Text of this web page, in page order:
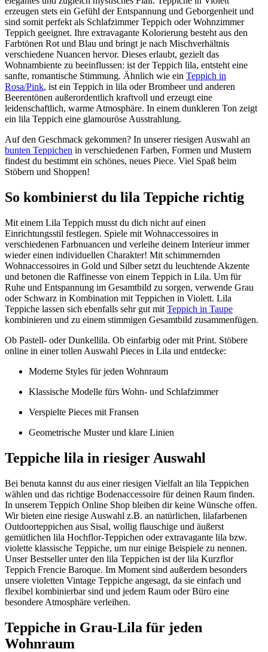
erzeugen stets ein Gefühl der Entspannung und Geborgenheit und
sind somit perfekt als Schlafzimmer Teppich oder Wohnzimmer
Teppich geeignet. Ihre extravagante Kolorierung besteht aus den
Farbtönen Rot und Blau und bringt je nach Mischverhältnis
verschiedene Nuancen hervor. Dieses erlaubt, gezielt das
Wohnambiente zu beeinflussen: ist der Teppich lila, entsteht eine
sanfte, romantische Stimmung. Ähnlich wie ein Teppich in
Rosa/Pink, ist ein Teppich in lila oder Brombeer und anderen
Beerentönen außerordentlich kraftvoll und erzeugt eine
leidenschaftlich, warme Atmosphäre. In einem dunkleren Ton zeigt
ein lila Teppich eine glamouröse Ausstrahlung.
Auf den Geschmack gekommen? In unserer riesigen Auswahl an
bunten Teppichen in verschiedenen Farben, Formen und Mustern
findest du bestimmt ein schönes, neues Piece. Viel Spaß beim
Stöbern und Shoppen!
So kombinierst du lila Teppiche richtig
Mit einem Lila Teppich musst du dich nicht auf einen
Einrichtungsstil festlegen. Spiele mit Wohnaccessoires in
verschiedenen Farbnuancen und verleihe deinem Interieur immer
wieder einen individuellen Charakter! Mit schimmernden
Wohnaccessoires in Gold und Silber setzt du leuchtende Akzente
und betonen die Raffinesse von einem Teppich in Lila. Um für
Ruhe und Entspannung im Gesamtbild zu sorgen, verwende Grau
oder Schwarz in Kombination mit Teppichen in Violett. Lila
Teppiche lassen sich ebenfalls sehr gut mit Teppich in Taupe
kombinieren und zu einem stimmigen Gesamtbild zusammenfügen.
Ob Pastell- oder Dunkellila. Ob einfarbig oder mit Print. Stöbere
online in einer tollen Auswahl Pieces in Lila und entdecke:
Moderne Styles für jeden Wohnraum
Klassische Modelle fürs Wohn- und Schlafzimmer
Verspielte Pieces mit Fransen
Geometrische Muster und klare Linien
Teppiche lila in riesiger Auswahl
Bei benuta kannst du aus einer riesigen Vielfalt an lila Teppichen
wählen und das richtige Bodenaccessoire für deinen Raum finden.
In unserem Teppich Online Shop bleiben dir keine Wünsche offen.
Wir bieten eine riesige Auswahl z.B. an natürlichen, lilafarbenen
Outdoorteppichen aus Sisal, wollig flauschige und äußerst
gemütlichen lila Hochflor-Teppichen oder extravagante lila bzw.
violette klassische Teppiche, um nur einige Beispiele zu nennen.
Unser Bestseller unter den lila Teppichen ist der lila Kurzflor
Teppich Frencie Baroque. Im Moment sind außerdem besonders
unsere violetten Vintage Teppiche angesagt, da sie einfach und
flexibel kombinierbar sind und jedem Raum oder Büro eine
besondere Atmosphäre verleihen.
Teppiche in Grau-Lila für jeden
Wohnraum